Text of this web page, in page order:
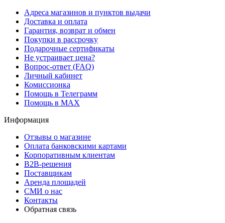
Адреса магазинов и пунктов выдачи
Доставка и оплата
Гарантия, возврат и обмен
Покупки в рассрочку
Подарочные сертификаты
Не устраивает цена?
Вопрос-ответ (FAQ)
Личный кабинет
Комиссионка
Помощь в Телеграмм
Помощь в MAX
Информация
Отзывы о магазине
Оплата банковскими картами
Корпоративным клиентам
B2B-решения
Поставщикам
Аренда площадей
СМИ о нас
Контакты
Обратная связь